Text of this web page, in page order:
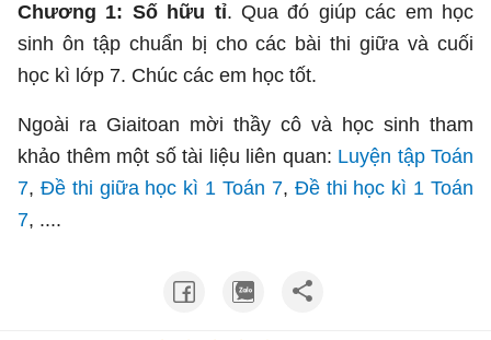
Chương 1: Số hữu tỉ. Qua đó giúp các em học
sinh ôn tập chuẩn bị cho các bài thi giữa và cuối
học kì lớp 7. Chúc các em học tốt.
Ngoài ra Giaitoan mời thầy cô và học sinh tham
khảo thêm một số tài liệu liên quan: Luyện tập Toán
7, Đề thi giữa học kì 1 Toán 7, Đề thi học kì 1 Toán
7, ....